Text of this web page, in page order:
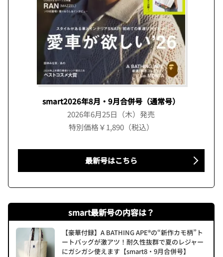
smart2026年8月・9月合併号（通常号）
2026年6月25日（木）発売
特別価格￥1,890（税込）
最新号はこちら
smart最新号の内容は？
【豪華付録】A BATHING APE®の“新作カモ柄”ト
ートバッグが激アツ！耐久性抜群で夏のレジャー
にガシガシ使えます【smart8・9月合併号】